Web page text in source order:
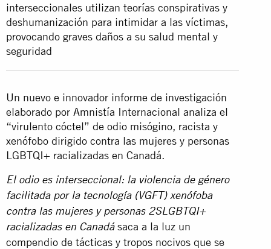
interseccionales utilizan teorías conspirativas y
deshumanización para intimidar a las víctimas,
provocando graves daños a su salud mental y
seguridad
Un nuevo e innovador informe de investigación
elaborado por Amnistía Internacional analiza el
“virulento cóctel” de odio misógino, racista y
xenófobo dirigido contra las mujeres y personas
LGBTQI+ racializadas en Canadá.
El odio es interseccional: la violencia de género
facilitada por la tecnología (VGFT) xenófoba
contra las mujeres y personas 2SLGBTQI+
racializadas en Canadásaca a la luz un
compendio de tácticas y tropos nocivos que se